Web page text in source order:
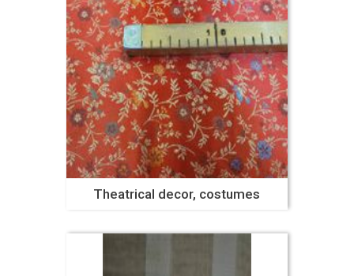
Theatrical decor, costumes